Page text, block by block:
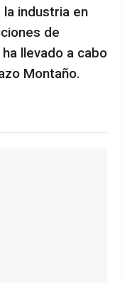
industria en
de
llevado a cabo
Montaño.